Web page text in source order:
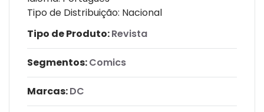
Tipo de Distribuição: Nacional
Tipo de Produto:Revista
Segmentos:Comics
Marcas:DC